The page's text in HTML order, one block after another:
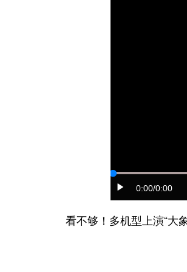
0:00/0:00
看不够！多机型上演“大象